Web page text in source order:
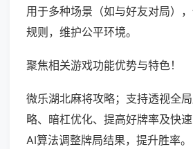
用于多种场景（如与好友对局）
规则，维护公平环境。
聚焦相关游戏功能优势与特色！
微乐湖北麻将攻略；支持透视全
略、暗杠优化、提高好牌率及快
AI算法调整牌局结果，提升胜率。